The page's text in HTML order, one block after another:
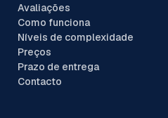
Avaliações
Como funciona
Níveis de complexidade
Preços
Prazo de entrega
Contacto